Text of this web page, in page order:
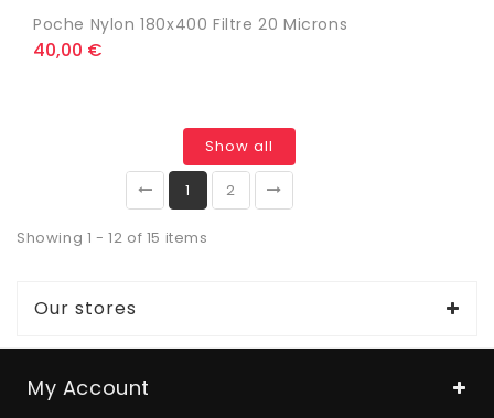
Poche Nylon 180x400 Filtre 20 Microns
40,00 €
Show all
1 2
Showing 1 - 12 of 15 items
Our stores
My Account